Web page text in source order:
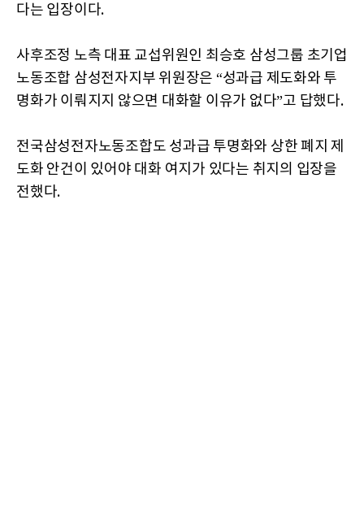
다는 입장이다.
사후조정 노측 대표 교섭위원인 최승호 삼성그룹 초기업
노동조합 삼성전자지부 위원장은 “성과급 제도화와 투
명화가 이뤄지지 않으면 대화할 이유가 없다”고 답했다.
전국삼성전자노동조합도 성과급 투명화와 상한 폐지 제
도화 안건이 있어야 대화 여지가 있다는 취지의 입장을
전했다.